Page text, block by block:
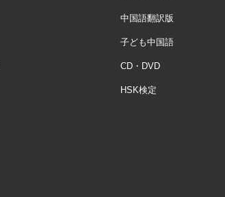
中国語翻訳版
子ども中国語
CD・DVD
HSK検定